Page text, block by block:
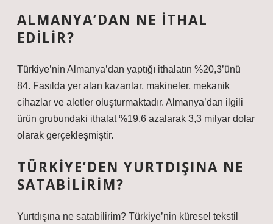
ALMANYA’DAN NE ITHAL
EDILIR?
Türkiye’nin Almanya’dan yaptığı ithalatın %20,3’ünü
84. Fasılda yer alan kazanlar, makineler, mekanik
cihazlar ve aletler oluşturmaktadır. Almanya’dan ilgili
ürün grubundaki ithalat %19,6 azalarak 3,3 milyar dolar
olarak gerçekleşmiştir.
TÜRKIYE’DEN YURTDIŞINA NE
SATABILIRIM?
Yurtdışına ne satabilirim? Türkiye’nin küresel tekstil